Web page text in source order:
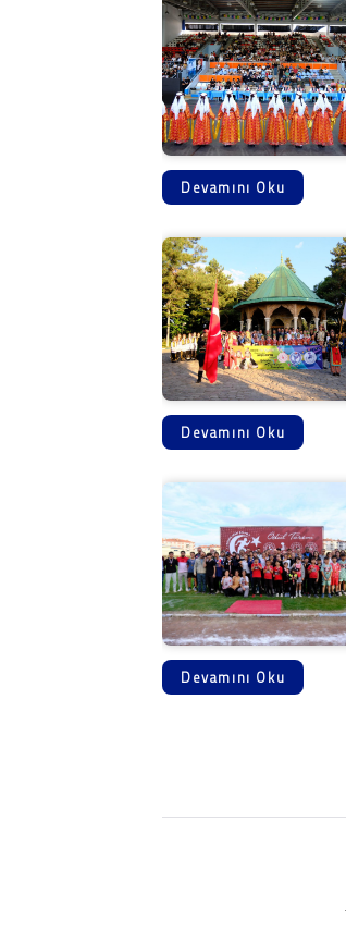
Devamını Oku
Devamını Oku
Devamını Oku